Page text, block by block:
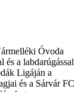
Óvoda
és a labdarúgással
Ligáján a
és a Sárvár FC